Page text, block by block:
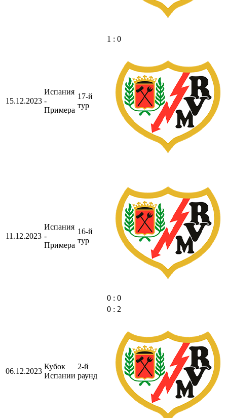
15.12.2023
Испания
-
Примера
17-й
тур
1 : 0
11.12.2023
Испания
-
Примера
16-й
тур
0 : 0
06.12.2023
Кубок
Испании
2-й
раунд
0 : 2